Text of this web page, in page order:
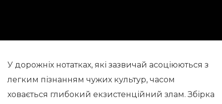
У дорожніх нотатках, які зазвичай асоціюються з
легким пізнанням чужих культур, часом
ховається глибокий екзистенційний злам. Збірка